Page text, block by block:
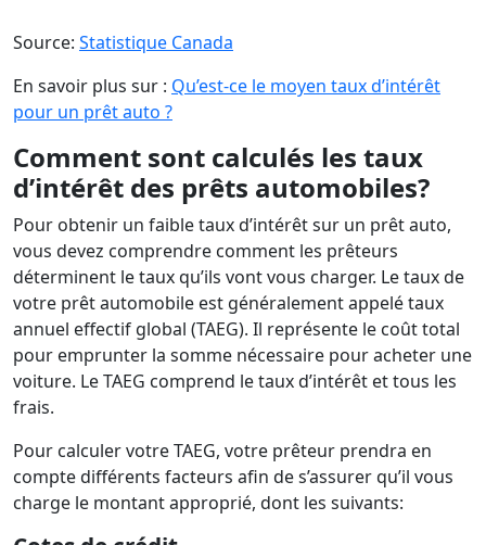
Source: Statistique Canada
En savoir plus sur : Qu’est-ce le moyen taux d’intérêt
pour un prêt auto ?
Comment sont calculés les taux
d’intérêt des prêts automobiles?
Pour obtenir un faible taux d’intérêt sur un prêt auto,
vous devez comprendre comment les prêteurs
déterminent le taux qu’ils vont vous charger. Le taux de
votre prêt automobile est généralement appelé taux
annuel effectif global (TAEG). Il représente le coût total
pour emprunter la somme nécessaire pour acheter une
voiture. Le TAEG comprend le taux d’intérêt et tous les
frais.
Pour calculer votre TAEG, votre prêteur prendra en
compte différents facteurs afin de s’assurer qu’il vous
charge le montant approprié, dont les suivants: